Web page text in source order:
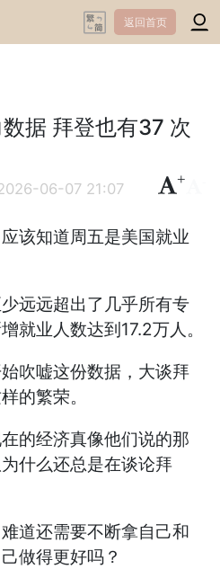
返回首页
据 拜登也有37 次
06-07 21:07
+
该知道周五是美国就业
远远超出了几乎所有专
就业人数达到17.2万人。
吹嘘这份数据，大谈拜
的繁荣。
的经济真像他们说的那
什么还总是在谈论拜
道还需要不断拿自己和
做得更好吗？